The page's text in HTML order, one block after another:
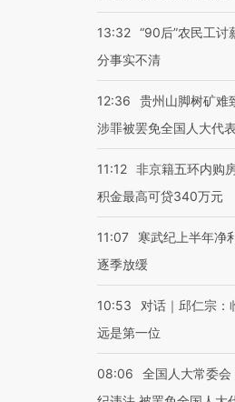
13:32 “90后”农民工讨
分事实不清
12:36
贵州山脚树矿难
涉罪被罢免全国人大代表
11:12 非京籍五环内购
积金最高可贷340万元
11:07
寒武纪上半年净
逐季放缓
10:53
对话｜邱仁宗：
远是第一位
08:06
全国人大常委